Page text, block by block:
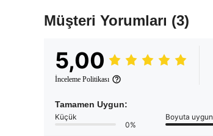
Müşteri Yorumları (3)
5,00
İnceleme Politikası
Tamamen Uygun:
Küçük
0%
Boyuta uygun